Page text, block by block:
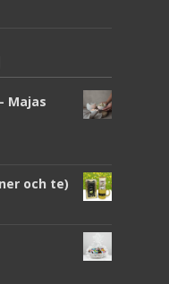
Majas
och te)